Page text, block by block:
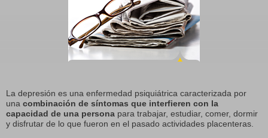
La depresión es una enfermedad psiquiátrica caracterizada por
una combinación de síntomas que interfieren con la
capacidad de una persona para trabajar, estudiar, comer, dormir
y disfrutar de lo que fueron en el pasado actividades placenteras.